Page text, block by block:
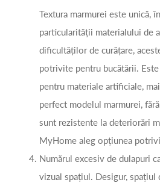
Textura marmurei este unică,
particularității materialului de
dificultăților de curățare,
potrivite pentru bucătării.
pentru materiale artificiale,
perfect modelul marmurei,
sunt rezistente la deteriorări
MyHome aleg opțiunea
Numărul excesiv de dulapuri
vizual spațiul. Desigur, spațiul